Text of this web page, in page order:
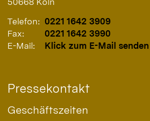
Telefon: 0221 1642 3909
Fax:
0221 1642 3990
E-Mail:
Klick zum E-Mail senden
Pressekontakt
Geschäftszeiten